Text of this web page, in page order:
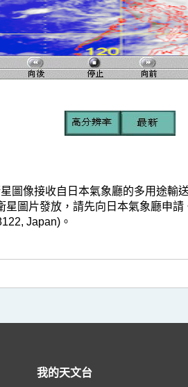
圖像接收自日本氣象廳的多用途輸
星圖片發放，請先向日本氣象廳申
Japan)。
我的天文台